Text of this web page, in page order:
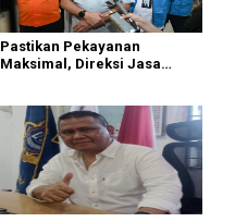
Pastikan Pekayanan
Maksimal, Direksi Jasa
Sentosa II